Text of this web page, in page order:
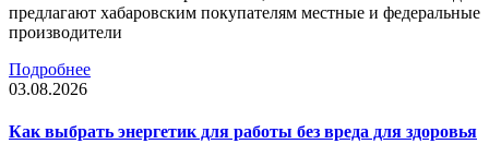
предлагают хабаровским покупателям местные и федеральные
производители
Подробнее
03.08.2026
Как выбрать энергетик для работы без вреда для здоровья